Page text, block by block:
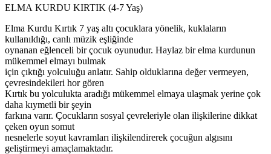
ELMA KURDU KIRTIK (4-7 Yaş)
Elma Kurdu Kırtık 7 yaş altı çocuklara yönelik, kuklaların
kullanıldığı, canlı müzik eşliğinde
oynanan eğlenceli bir çocuk oyunudur. Haylaz bir elma kurdunun
mükemmel elmayı bulmak
için çıktığı yolculuğu anlatır. Sahip olduklarına değer vermeyen,
çevresindekileri hor gören
Kırtık bu yolculukta aradığı mükemmel elmaya ulaşmak yerine çok
daha kıymetli bir şeyin
farkına varır. Çocukların sosyal çevreleriyle olan ilişkilerine dikkat
çeken oyun somut
nesnelerle soyut kavramları ilişkilendirerek çocuğun algısını
geliştirmeyi amaçlamaktadır.